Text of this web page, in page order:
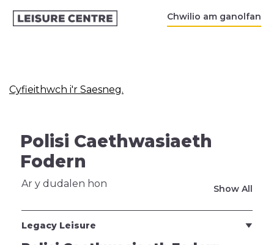
Chwilio am ganolfan
Cyfieithwch i'r Saesneg.
Polisi Caethwasiaeth
Fodern
Ar y dudalen hon Show All
Legacy Leisure